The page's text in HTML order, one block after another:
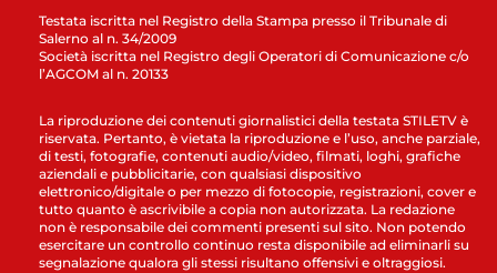
Testata iscritta nel Registro della Stampa presso il Tribunale di
Salerno al n. 34/2009
Società iscritta nel Registro degli Operatori di Comunicazione c/o
l’AGCOM al n. 20133
La riproduzione dei contenuti giornalistici della testata STILETV è
riservata. Pertanto, è vietata la riproduzione e l’uso, anche parziale,
di testi, fotografie, contenuti audio/video, filmati, loghi, grafiche
aziendali e pubblicitarie, con qualsiasi dispositivo
elettronico/digitale o per mezzo di fotocopie, registrazioni, cover e
tutto quanto è ascrivibile a copia non autorizzata. La redazione
non è responsabile dei commenti presenti sul sito. Non potendo
esercitare un controllo continuo resta disponibile ad eliminarli su
segnalazione qualora gli stessi risultano offensivi e oltraggiosi.